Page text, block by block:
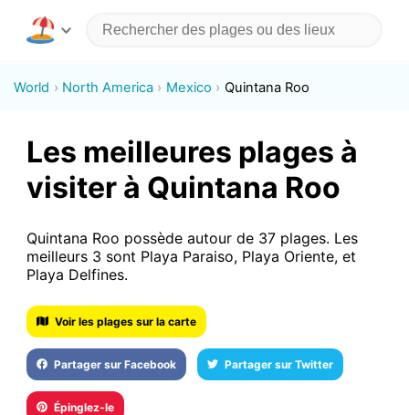
World North America Mexico Quintana Roo
Les meilleures plages à
visiter à Quintana Roo
Quintana Roo possède autour de 37 plages. Les
meilleurs 3 sont Playa Paraiso, Playa Oriente, et
Playa Delfines.
Voir les plages sur la carte
Partager sur Facebook Partager sur Twitter
Épinglez-le